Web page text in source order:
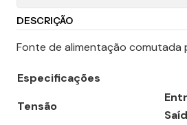
DESCRIÇÃO
Fonte de alimentação comutada
Especificações
Tensão